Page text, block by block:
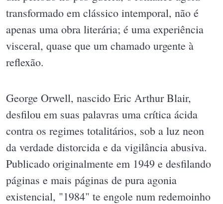
transformado em clássico intemporal, não é
apenas uma obra literária; é uma experiência
visceral, quase que um chamado urgente à
reflexão.
George Orwell, nascido Eric Arthur Blair,
desfilou em suas palavras uma crítica ácida
contra os regimes totalitários, sob a luz neon
da verdade distorcida e da vigilância abusiva.
Publicado originalmente em 1949 e desfilando
páginas e mais páginas de pura agonia
existencial, "1984" te engole num redemoinho